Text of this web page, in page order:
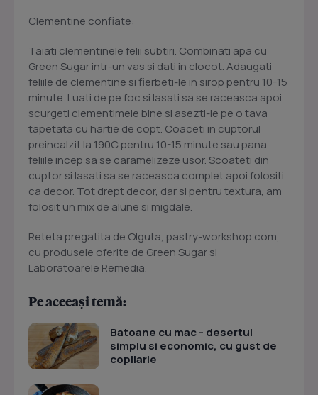
Clementine confiate:
Taiati clementinele felii subtiri. Combinati apa cu
Green Sugar intr-un vas si dati in clocot. Adaugati
feliile de clementine si fierbeti-le in sirop pentru 10-15
minute. Luati de pe foc si lasati sa se raceasca apoi
scurgeti clementimele bine si asezti-le pe o tava
tapetata cu hartie de copt. Coaceti in cuptorul
preincalzit la 190C pentru 10-15 minute sau pana
feliile incep sa se caramelizeze usor. Scoateti din
cuptor si lasati sa se raceasca complet apoi folositi
ca decor. Tot drept decor, dar si pentru textura, am
folosit un mix de alune si migdale.
Reteta pregatita de Olguta, pastry-workshop.com,
cu produsele oferite de Green Sugar si
Laboratoarele Remedia.
Pe aceeași temă:
Batoane cu mac - desertul
simplu si economic, cu gust de
copilarie